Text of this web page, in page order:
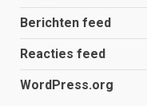
Berichten feed
Reacties feed
WordPress.org